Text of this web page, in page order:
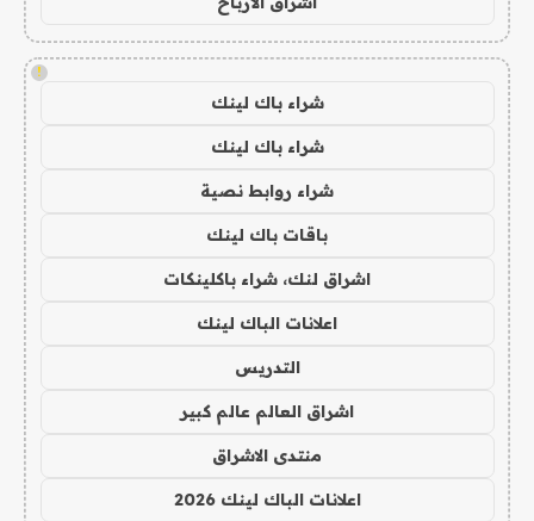
!
شراء باك لينك
شراء باك لينك
شراء روابط نصية
باقات باك لينك
اشراق لنك، شراء باكلينكات
اعلانات الباك لينك
التدريس
اشراق العالم عالم كبير
منتدى الاشراق
اعلانات الباك لينك 2026